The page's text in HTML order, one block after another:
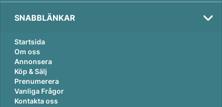
SNABBLÄNKAR
Startsida
Om oss
Annonsera
Köp & Sälj
Prenumerera
Vanliga Frågor
Kontakta oss